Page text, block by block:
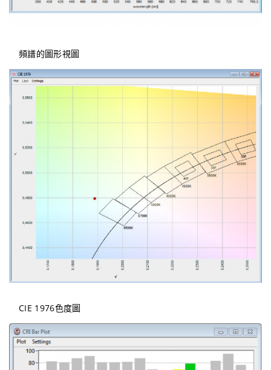
頻譜的圖形視圖
CIE 1976色度圖